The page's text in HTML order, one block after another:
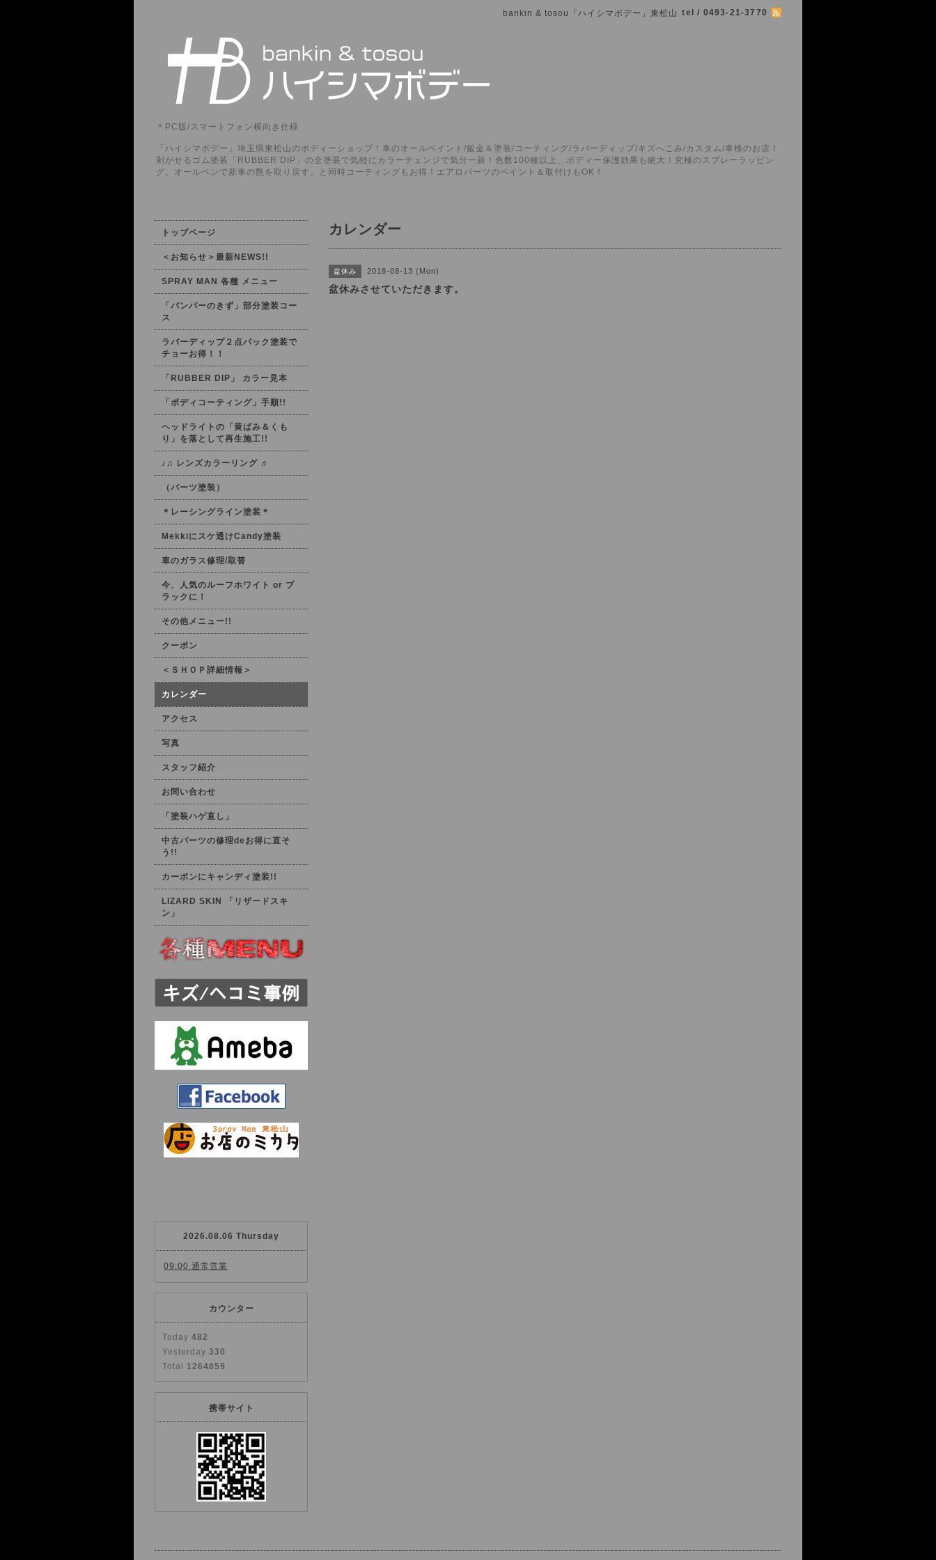
bankin & tosou「ハイシマボデー」東松山 tel / 0493-21-3770
＊PC版/スマートフォン横向き仕様
「ハイシマボデー」埼玉県東松山のボディーショップ！車のオールペイント/鈑金＆塗装/コーティング/ラバーディップ/キズへこみ/カスタム/車検のお店！
剥がせるゴム塗装「RUBBER DIP」の全塗装で気軽にカラーチェンジで気分一新！色数100種以上、ボディー保護効果も絶大！究極のスプレーラッピン
グ。オールペンで新車の艶を取り戻す。と同時コーティングもお得！エアロパーツのペイント＆取付けもOK！
カレンダー
盆休み 2018-08-13 (Mon)
盆休みさせていただきます。
トップページ
＜お知らせ＞最新NEWS!!
SPRAY MAN 各種 メニュー
「バンパーのきず」部分塗装コー
ス
ラバーディップ２点パック塗装で
チョーお得！！
「RUBBER DIP」 カラー見本
「ボディコーティング」手順!!
ヘッドライトの「黄ばみ＆くも
り」を落として再生施工!!
♪♫ レンズカラーリング ♬
（パーツ塗装）
＊レーシングライン塗装＊
Mekkiにスケ透けCandy塗装
車のガラス修理/取替
今、人気のルーフホワイト or ブ
ラックに！
その他メニュー!!
クーポン
＜ＳＨＯＰ詳細情報＞
カレンダー
アクセス
写真
スタッフ紹介
お問い合わせ
「塗装ハゲ直し」
中古パーツの修理deお得に直そ
う!!
カーボンにキャンディ塗装!!
LIZARD SKIN 「リザードスキ
ン」
2026.08.06 Thursday
09:00 通常営業
カウンター
Today 482
Yesterday 330
Total 1264859
携帯サイト